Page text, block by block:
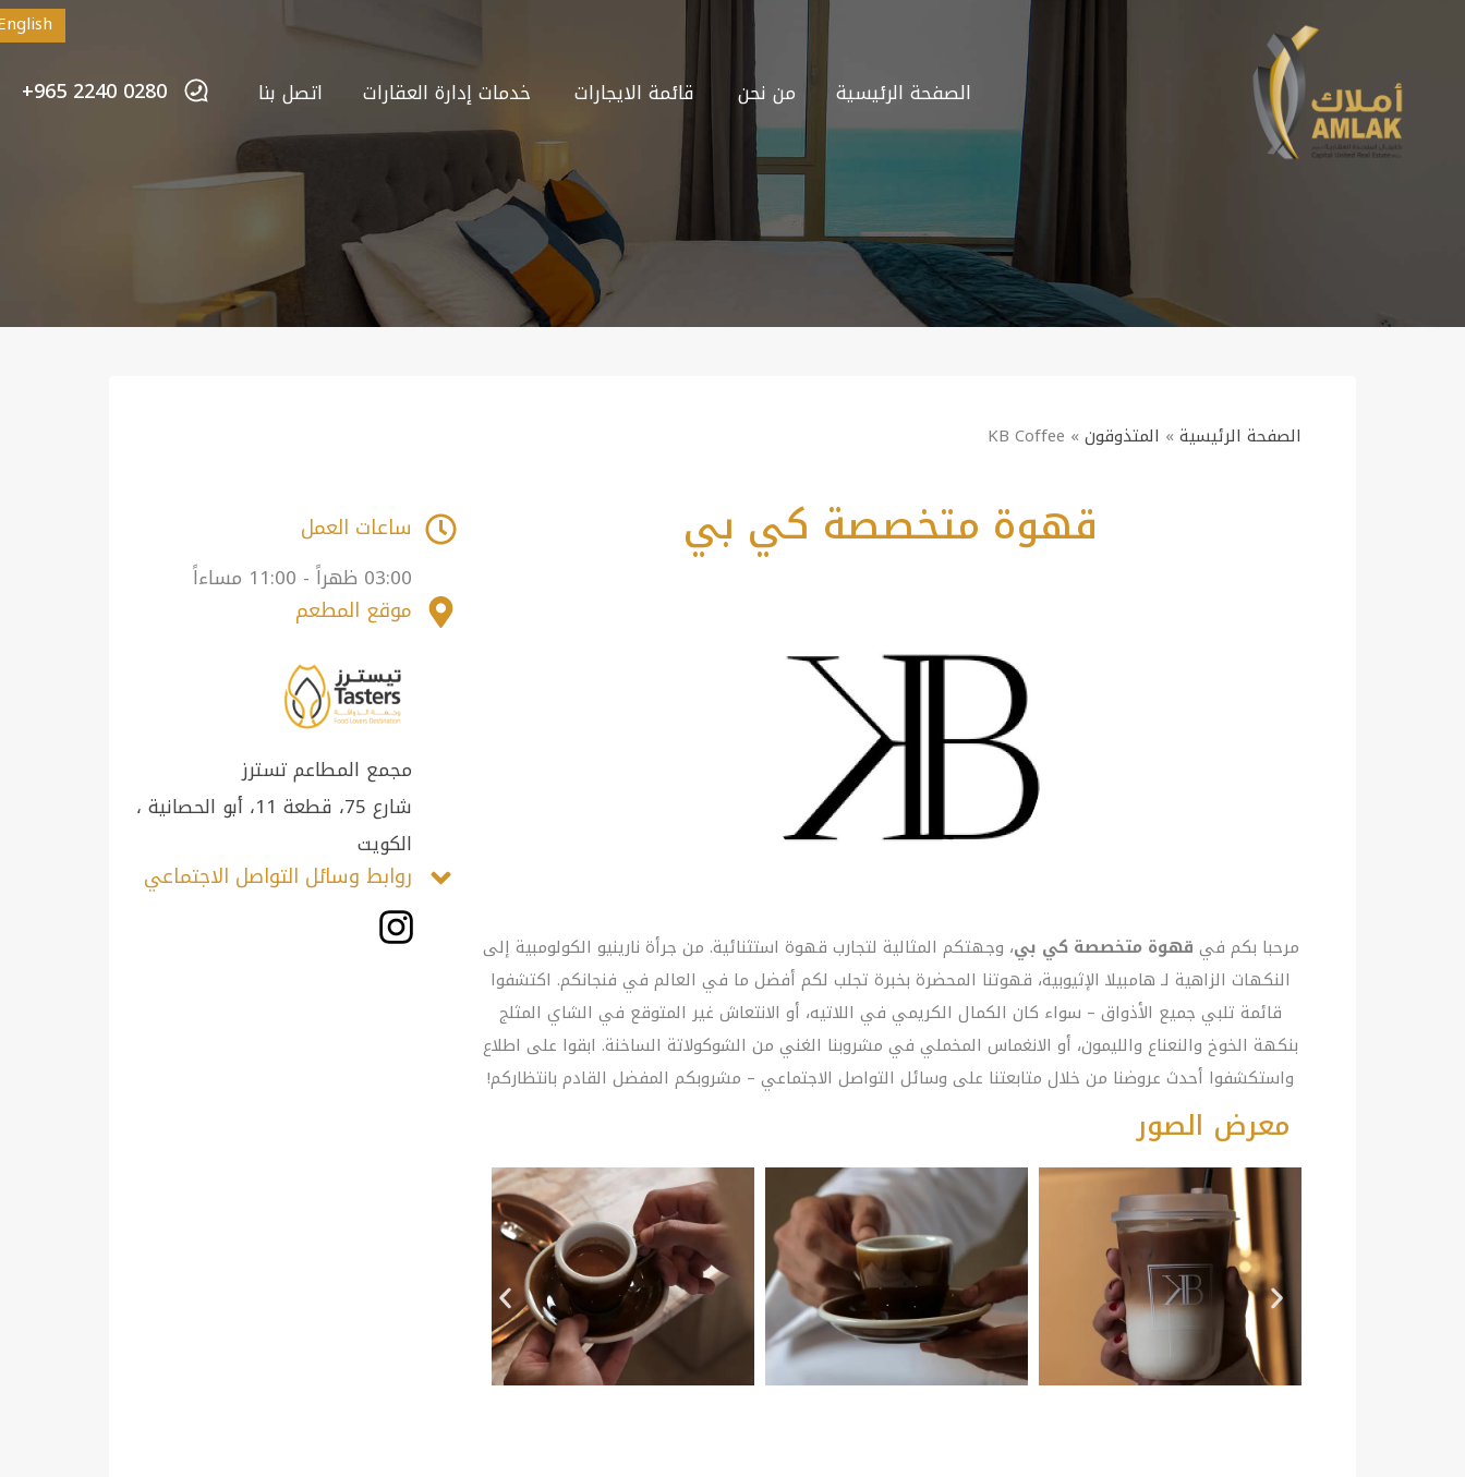
الصفحة الرئيسية من نحن قائمة الايجارات خدمات إدارة العقارات اتصل بنا +965 2240 0280
الصفحة الرئيسية» المتذوقون»
KB Coffee
قهوة متخصصة كي بي
مرحبا بكم في قهوة متخصصة كي بي، وجهتكم المثالية لتجارب قهوة استثنائية. من جرأة نارينيو الكولومبية إلى
النكهات الزاهية لـ هامبيلا الإثيوبية، قهوتنا المحضرة بخبرة تجلب لكم أفضل ما في العالم في فنجانكم. اكتشفوا
قائمة تلبي جميع الأذواق – سواء كان الكمال الكريمي في اللاتيه، أو الانتعاش غير المتوقع في الشاي المثلج
بنكهة الخوخ والنعناع والليمون، أو الانغماس المخملي في مشروبنا الغني من الشوكولاتة الساخنة. ابقوا على اطلاع
واستكشفوا أحدث عروضنا من خلال متابعتنا على وسائل التواصل الاجتماعي – مشروبكم المفضل القادم بانتظاركم!
معرض الصور
ساعات العمل
03:00 ظهراً - 11:00 مساءاً
موقع المطعم
مجمع المطاعم تسترز
شارع 75، قطعة 11، أبو الحصانية ،
الكويت
روابط وسائل التواصل الاجتماعي